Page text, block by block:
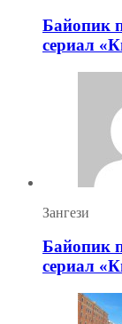
Байопик
сериал
Зангези
Байопик
сериал